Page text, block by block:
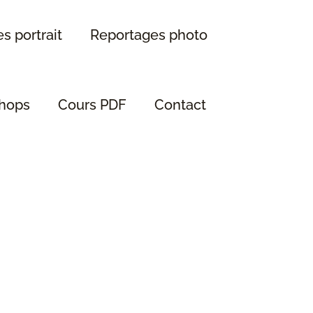
portrait Reportages photo
Cours PDF Contact